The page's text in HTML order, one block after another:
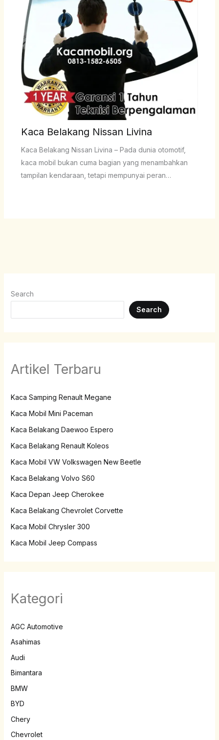
Kaca Belakang Nissan Livina
Kaca Belakang Nissan Livina – Pada dunia otomotif,
kaca mobil bukan cuma bagian yang menambahkan
tampilan kendaraan, tetapi mempunyai peran…
Search
Search
Artikel Terbaru
Kaca Samping Renault Megane
Kaca Mobil Mini Paceman
Kaca Belakang Daewoo Espero
Kaca Belakang Renault Koleos
Kaca Mobil VW Volkswagen New Beetle
Kaca Belakang Volvo S60
Kaca Depan Jeep Cherokee
Kaca Belakang Chevrolet Corvette
Kaca Mobil Chrysler 300
Kaca Mobil Jeep Compass
Kategori
AGC Automotive
Asahimas
Audi
Bimantara
BMW
BYD
Chery
Chevrolet